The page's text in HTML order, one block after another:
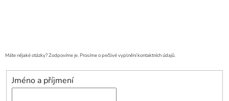
Máte nějaké otázky? Zodpovíme je. Prosíme o pečlivé vyplnění kontaktních údajů.
Jméno a příjmení